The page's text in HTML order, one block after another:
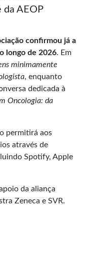
da AEOP
confirmou já a
longo de 2026. Em
minimamente
, enquanto
dedicada à
Oncologia: da
permitirá aos
através de
Spotify, Apple
da aliança
Zeneca e SVR.